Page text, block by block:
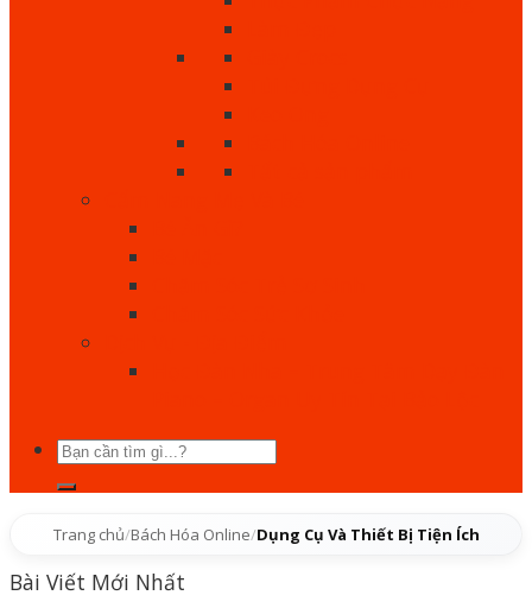
Tìm
Trang chủ/Bách Hóa Online/Dụng Cụ Và Thiết Bị Tiện Ích
Bài Viết Mới Nhất